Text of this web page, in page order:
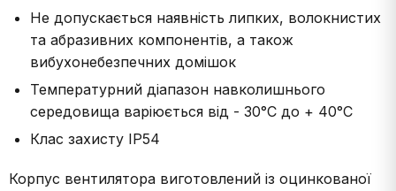
Не допускається наявність липких, волокнистих
та абразивних компонентів, а також
вибухонебезпечних домішок
Температурний діапазон навколишнього
середовища варіюється від - 30°С до + 40°С
Клас захисту IP54
Корпус вентилятора виготовлений із оцинкованої